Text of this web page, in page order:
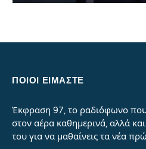
ΠΟΙΟΙ ΕΙΜΑΣΤΕ
Έκφραση 97, το ραδιόφωνο που
στον αέρα καθημερινά, αλλά
του για να μαθαίνεις τα νέα